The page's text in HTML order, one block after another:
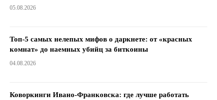
05.08.2026
Топ-5 самых нелепых мифов о даркнете: от «красных
комнат» до наемных убийц за биткоины
04.08.2026
Коворкинги Ивано-Франковска: где лучше работать